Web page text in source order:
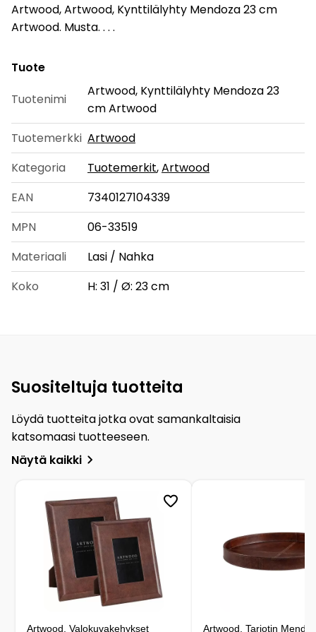
Artwood, Artwood, Kynttilälyhty Mendoza 23 cm
Artwood. Musta. . . .
Tuote
Tuotenimi
Artwood, Kynttilälyhty Mendoza 23
cm Artwood
Tuotemerkki Artwood
Kategoria
Tuotemerkit,Artwood
EAN
7340127104339
MPN
06-33519
Materiaali
Lasi / Nahka
Koko
H: 31 / Ø: 23 cm
Suositeltuja tuotteita
Löydä tuotteita jotka ovat samankaltaisia
katsomaasi tuotteeseen.
Näytä kaikki
Artwood, Valokuvakehykset Artwood, Tarjotin